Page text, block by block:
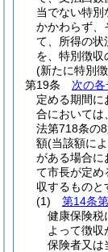
当でない特別
かかわらず、
て、所得の状
を、特別徴収
(新たに特別
第19条
次の各
定める期間
合においては
法第718条の
額(当該額に
がある場合に
て市長が定め
収するものと
(1)
第14条
健康保険税
よって徴
保険者又は